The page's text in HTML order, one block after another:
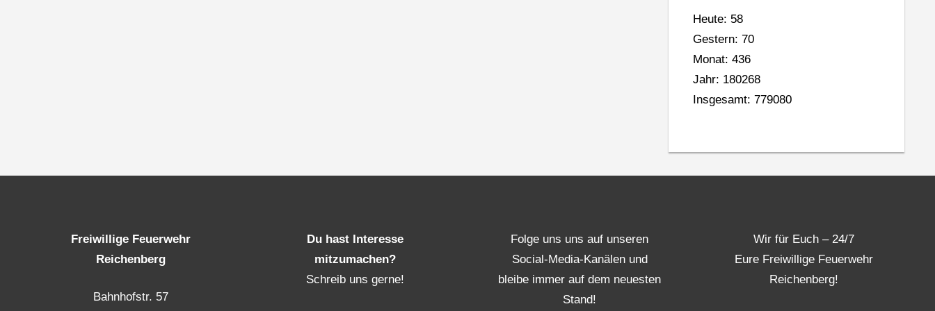
Heute: 58
Gestern: 70
Monat: 436
Jahr: 180268
Insgesamt: 779080
Freiwillige Feuerwehr
Reichenberg
Bahnhofstr. 57
Du hast Interesse
mitzumachen?
Schreib uns gerne!
Folge uns uns auf unseren
Social-Media-Kanälen und
bleibe immer auf dem neuesten
Stand!
Wir für Euch – 24/7
Eure Freiwillige Feuerwehr
Reichenberg!